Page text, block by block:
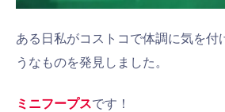
ある日私がコストコで体調に気を付
うなものを発見しました。
ミニフープスです！